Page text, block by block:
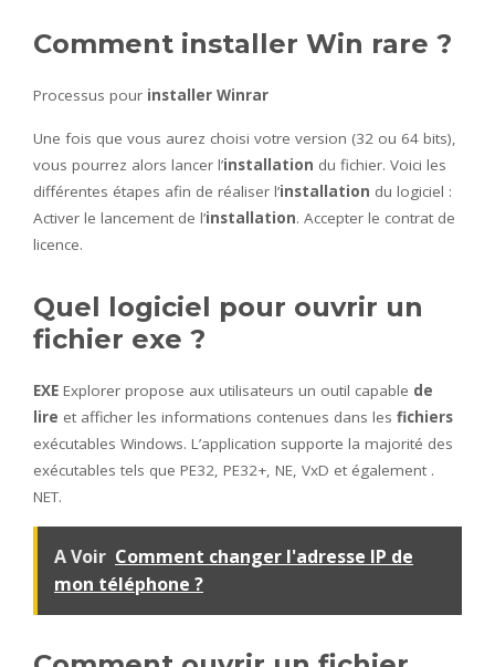
Comment installer Win rare ?
Processus pour installer Winrar
Une fois que vous aurez choisi votre version (32 ou 64 bits),
vous pourrez alors lancer l’installation du fichier. Voici les
différentes étapes afin de réaliser l’installation du logiciel :
Activer le lancement de l’installation. Accepter le contrat de
licence.
Quel logiciel pour ouvrir un
fichier exe ?
EXE Explorer propose aux utilisateurs un outil capable de
lire et afficher les informations contenues dans les fichiers
exécutables Windows. L’application supporte la majorité des
exécutables tels que PE32, PE32+, NE, VxD et également .
NET.
A Voir Comment changer l'adresse IP de
mon téléphone ?